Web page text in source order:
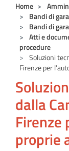
Home
Bandi di
Bandi di
Atti e
procedure
Soluzioni
Firenze per
dalla
Firenze
proprie